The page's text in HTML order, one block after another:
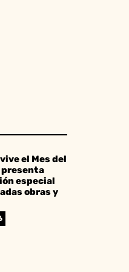
el Mes del
presenta
especial
obras y